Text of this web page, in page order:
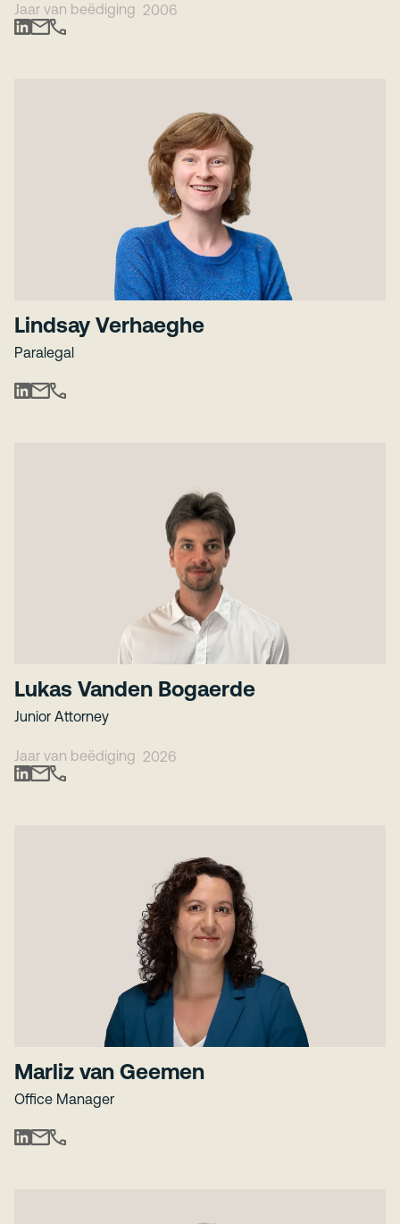
Jaar van beëdiging 2006
Lindsay Verhaeghe
Paralegal
Lukas Vanden Bogaerde
Junior Attorney
Jaar van beëdiging 2026
Marliz van Geemen
Office Manager